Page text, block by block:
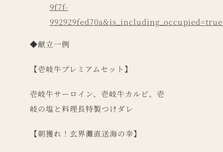
9f7f-
◆献立一例
【壱岐牛プレミアムセット】
壱岐牛サーロイン、壱岐牛カルビ、壱
岐の塩と料理長特製つけダレ
【朝獲れ！玄界灘直送海の幸】